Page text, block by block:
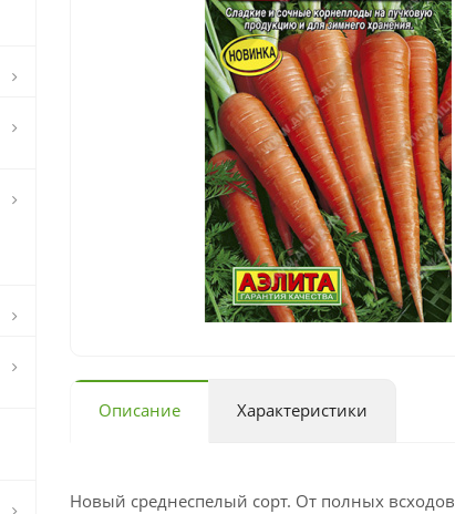
Описание Характеристики
Новый среднеспелый сорт. От полных